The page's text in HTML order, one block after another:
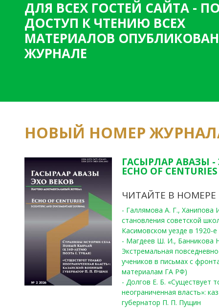
н
и
ц
ДЛЯ ВСЕХ ГОСТЕЙ САЙТА -
ДОСТУП К ЧТЕНИЮ ВСЕХ
МАТЕРИАЛОВ
ЖУРНАЛЕ
НОВЫЙ НОМЕР
ГАСЫРЛАР АВАЗЫ -
ECHO OF
ЧИТАЙТЕ В НОМЕРЕ
- Галлямова А. Г.,
становления советской
Касимовском уезде в 1920-е
- Магдеев Ш. И., Банникова
Экстремальная
учеников в письмах с
материалам ГА РФ)
- Долгов Е. Б. «Существует
неограниченная власть»:
губернатор П. П. Пущин